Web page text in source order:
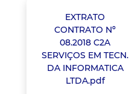
EXTRATO
CONTRATO Nº
08.2018 C2A
SERVIÇOS EM TECN.
DA INFORMATICA
LTDA.pdf